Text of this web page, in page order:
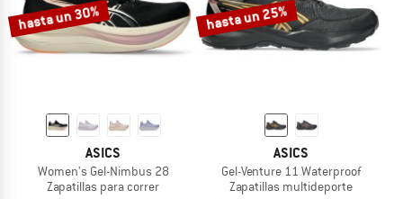
hasta un 30%
ASICS
Women's Gel-Nimbus 28
Zapatillas para correr
hasta un 25%
ASICS
Gel-Venture 11 Waterproof
Zapatillas multideporte